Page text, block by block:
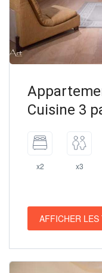
Cuisine 3
x2 x3
AFFICHER LES